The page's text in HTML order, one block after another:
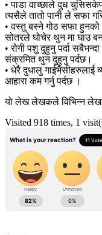
• पाडा वाच्छाले दुध
त्यसैले तातो पानी ले सफा
• वस्तु बस्ने गोठ सफा हुनको
सोतरले घोचेर थुन मा घाउ
• रोगी पशु दुहुनु पर्दा
संक्रमित थुन दुहुनु पर्दछ।
• धेरै दुधालु गाईभैसीहरुलाई
आहारा कम गर्नु पर्दछ ।
यो लेख लेखकले विभिन्न लेख
Visited 918 times, 1